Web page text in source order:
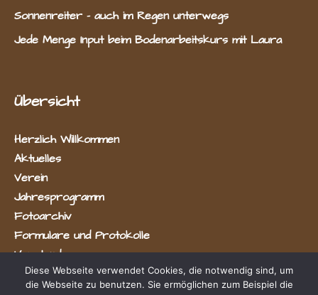
Sonnenreiter – auch im Regen unterwegs
Jede Menge Input beim Bodenarbeitskurs mit Laura
Übersicht
Herzlich Willkommen
Aktuelles
Verein
Jahresprogramm
Fotoarchiv
Formulare und Protokolle
Vorstand
Diese Webseite verwendet Cookies, die notwendig sind, um
die Webseite zu benutzen. Sie ermöglichen zum Beispiel die